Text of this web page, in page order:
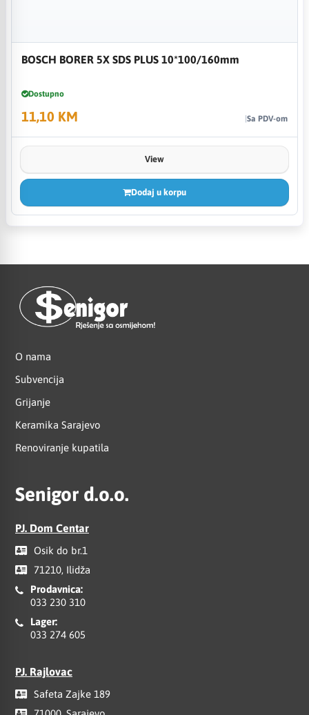
BOSCH BORER 5X SDS PLUS 10*100/160mm
Dostupno
11,10 KM Sa PDV-om
View
Dodaj u korpu
O nama
Subvencija
Grijanje
Keramika Sarajevo
Renoviranje kupatila
Senigor d.o.o.
PJ. Dom Centar
Osik do br.1
71210, Ilidža
Prodavnica:
033 230 310
Lager:
033 274 605
PJ. Rajlovac
Safeta Zajke 189